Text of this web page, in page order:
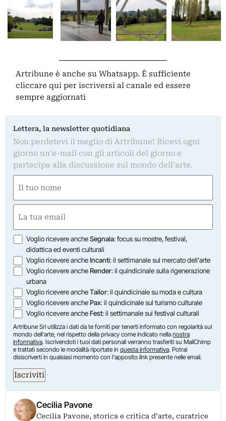
Artribune è anche su Whatsapp. È sufficiente
cliccare qui per iscriversi al canale ed essere
sempre aggiornati
Lettera, la newsletter quotidiana
Non perdetevi il meglio di Artribune! Ricevi ogni
giorno un'e-mail con gli articoli del giorno e
partecipa alla discussione sul mondo dell'arte.
(Required)
First
(Required)
Opzioni
Voglio ricevere ancheSegnala: focus su mostre, festival,
didattica ed eventi culturali
Voglio ricevere ancheIncanti: il settimanale sul mercato dell'arte
Voglio ricevere ancheRender: il quindicinale sulla rigenerazione
urbana
Voglio ricevere ancheTailor: il quindicinale su moda e cultura
Voglio ricevere anchePax: il quindicinale sul turismo culturale
Voglio ricevere ancheFest: il settimanale sui festival culturali
Artribune Srl utilizza i dati da te forniti per tenerti informato con regolarità sul
mondo dell'arte, nel rispetto della privacy come indicato nella nostra
informativa. Iscrivendoti i tuoi dati personali verranno trasferiti su MailChimp
e trattati secondo le modalità riportate in questa informativa. Potrai
disiscriverti in qualsiasi momento con l'apposito link presente nelle email.
Iscriviti
Cecilia Pavone
Cecilia Pavone, storica e critica d’arte, curatrice